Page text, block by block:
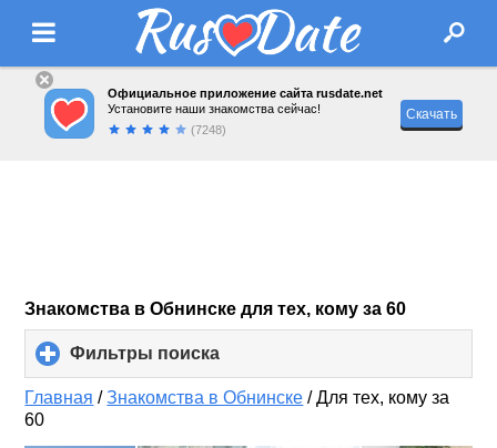
Официальное приложение сайта rusdate.net
Установите наши знакомства сейчас!
(7248)
Скачать
Знакомства в Обнинске для тех, кому за 60
Фильтры поиска
to
expand
Главная /Знакомства в Обнинске /Для тех, кому за
60